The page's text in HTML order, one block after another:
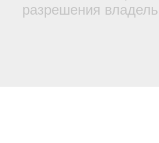
разрешения